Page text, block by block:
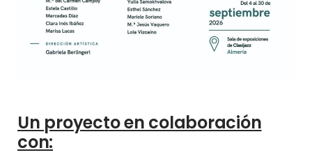
Un proyecto en colaboración
con: